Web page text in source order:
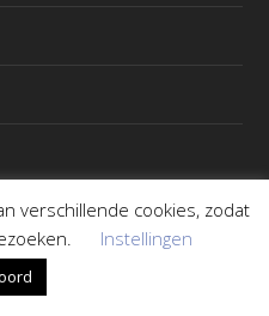
verschillende cookies, zodat
Instellingen